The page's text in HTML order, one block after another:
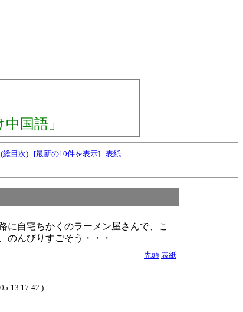
国語」
(総目次) [最新の10件を表示] 表紙
に自宅ちかくのラーメン屋さんで、こ
のんびりすごそう・・・
先頭 表紙
13 17:42 )